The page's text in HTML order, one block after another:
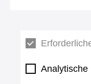
Analytische